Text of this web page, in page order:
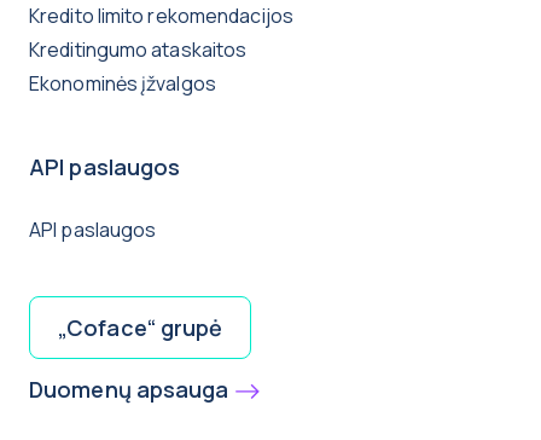
Kredito limito rekomendacijos
Kreditingumo ataskaitos
Ekonominės įžvalgos
API paslaugos
API paslaugos
„Coface“ grupė
Duomenų apsauga